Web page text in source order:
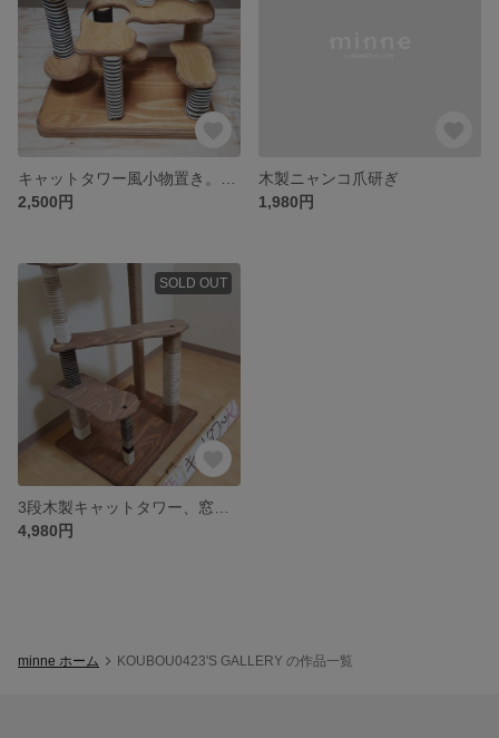
2,500円
木製ニャンコ爪研ぎ
1,980円
SOLD OUT
4,980円
minne ホーム KOUBOU0423'S GALLERY の作品一覧